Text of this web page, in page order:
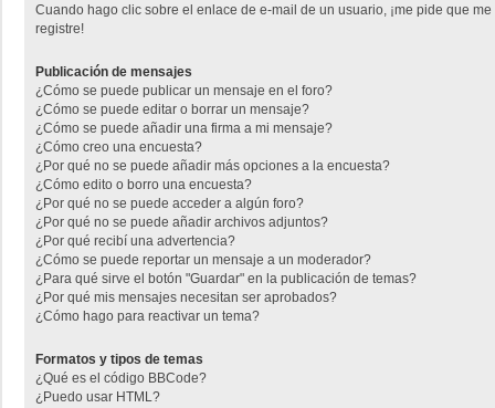
Cuando hago clic sobre el enlace de e-mail de un usuario, ¡me pide que me
registre!
Publicación de mensajes
¿Cómo se puede publicar un mensaje en el foro?
¿Cómo se puede editar o borrar un mensaje?
¿Cómo se puede añadir una firma a mi mensaje?
¿Cómo creo una encuesta?
¿Por qué no se puede añadir más opciones a la encuesta?
¿Cómo edito o borro una encuesta?
¿Por qué no se puede acceder a algún foro?
¿Por qué no se puede añadir archivos adjuntos?
¿Por qué recibí una advertencia?
¿Cómo se puede reportar un mensaje a un moderador?
¿Para qué sirve el botón "Guardar" en la publicación de temas?
¿Por qué mis mensajes necesitan ser aprobados?
¿Cómo hago para reactivar un tema?
Formatos y tipos de temas
¿Qué es el código BBCode?
¿Puedo usar HTML?